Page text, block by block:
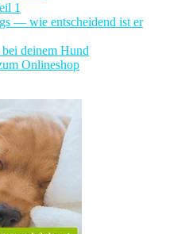
1
— wie entscheidend ist er
deinem Hund
Onlineshop